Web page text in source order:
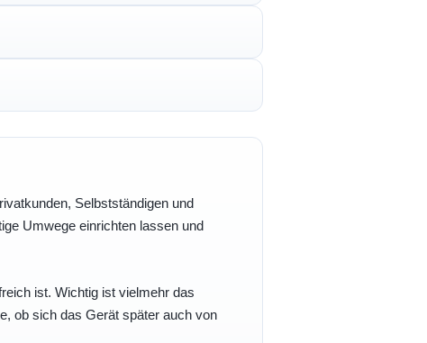
Selbstständigen und
Umwege einrichten lassen und
ist. Wichtig ist vielmehr das
ob sich das Gerät später auch von